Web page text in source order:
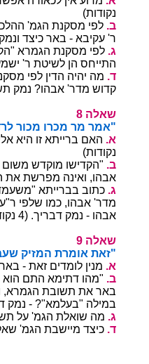
(תודוקנ
תטישל ןהו לאעמשי 'ר .ב
(תודוקנ 4) .ךירבד קמנו
- ןנברדמ וא .ג
(תודוקנ 4) .ךירבד קמנ
היהי םאה ,קזינ .ד
(תודוקנ 4) .ךתבושת
8 הלאש
"...אידרל רוכמ ורכמ
4) .ךתבושת קמנ .א
(תודוקנ
'רד םושמ שדקומ .ב
(תודוקנ 4) ?שדקומ
שדקומ וניא עודמ .ג
'רדמ שודק קזינל ךייש
.(תודוקנ 4) .ךירבד קמנ -
9 הלאש
"...רוטפ וריבח לש
(תודוקנ 4) ךירבד ראב .א
."ל"מק בייחיל .ב
התנווכ הרקמ הזיאלו
(תודוקנ 4) .ךירבד קמנ
(תודוקנ 4) .וז הבושת .ג
(תודוקנ 4) .התלאש .ד